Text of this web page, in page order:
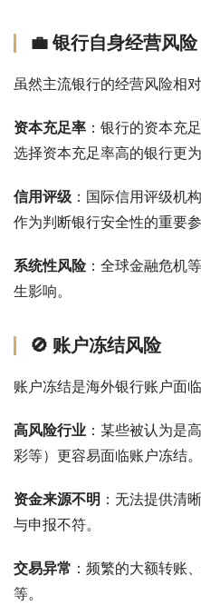
💼 银行自身经营风险
虽然主流银行的经营风险相
资本充足率 ：银行的资本充
选择资本充足率高的银行更为
信用评级 ：国际信用评级机
作为判断银行安全性的重要参
系统性风险：全球金融危机
生影响。
🚫 账户冻结风险
账户冻结是海外银行账户面
高风险行业 ：某些被认为是
彩等）更容易面临账户冻结。
资金来源不明 ：无法提供清
与申报不符。
交易异常 ：频繁的大额转账
等。